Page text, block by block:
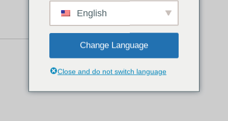
English
Change Language
Close and do not switch language